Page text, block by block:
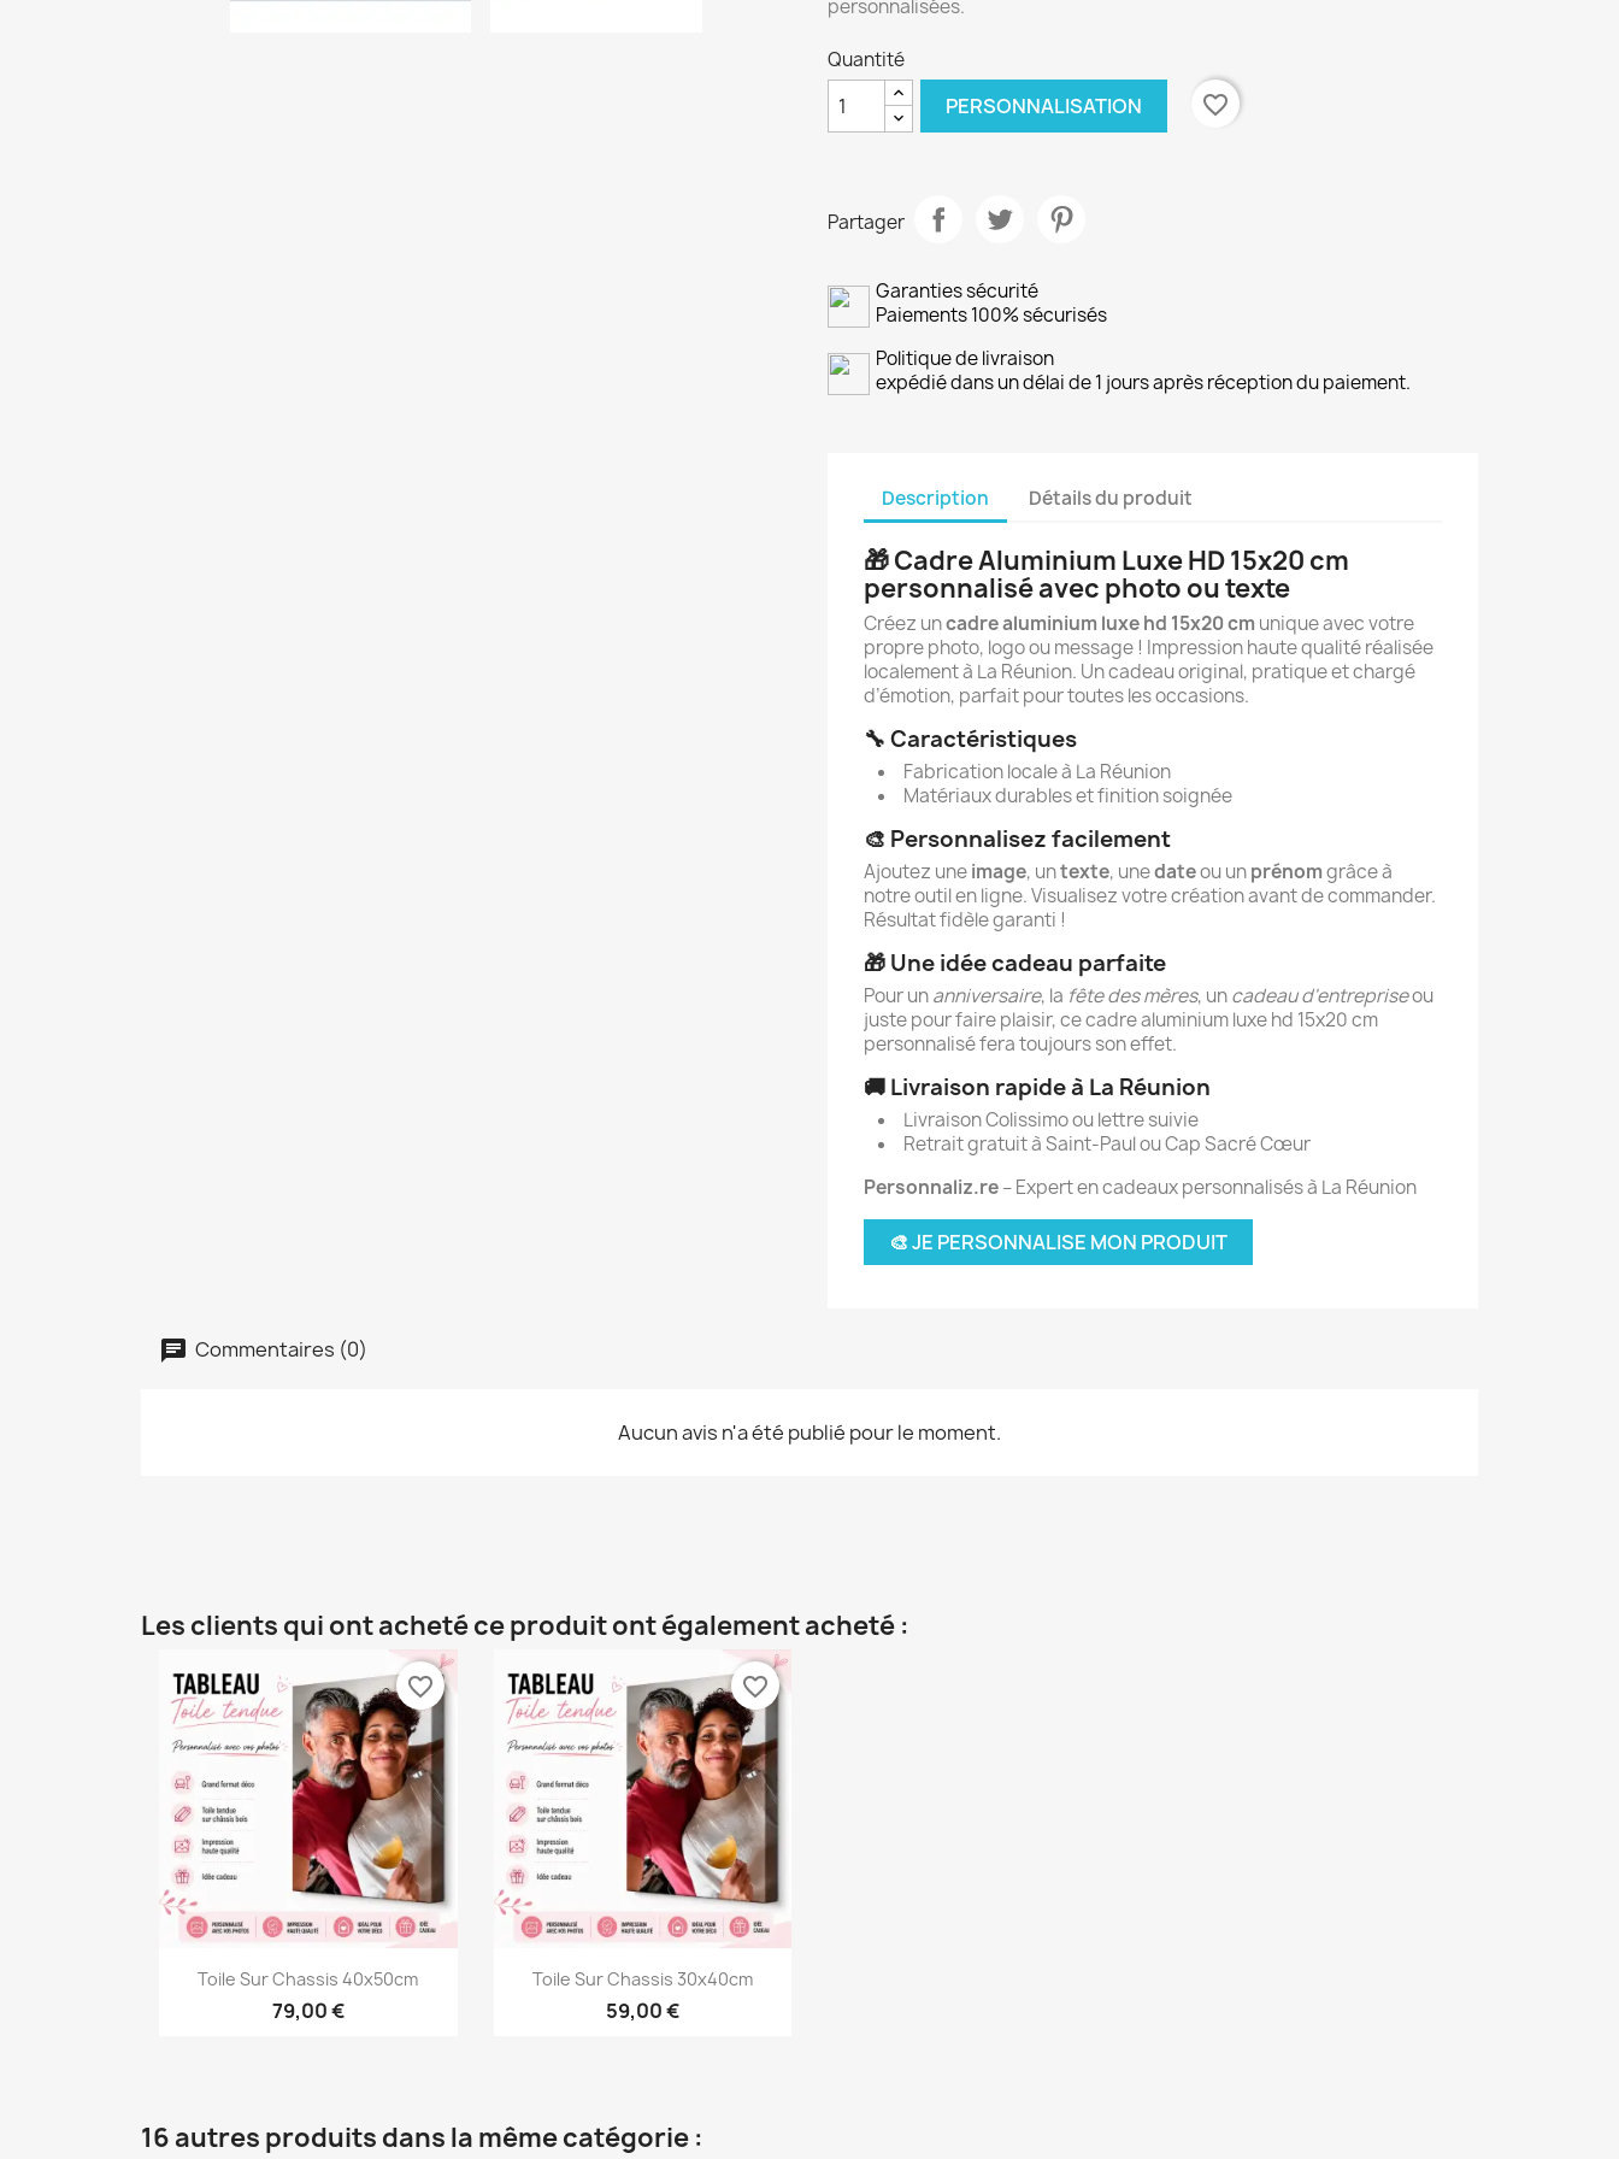
personnalisées.
Quantité
PERSONNALISATION favorite_border
Partager
Garanties sécurité
Paiements 100% sécurisés
Politique de livraison
expédié dans un délai de 1 jours après réception du paiement.
Description Détails du produit
🎁 Cadre Aluminium Luxe HD 15x20 cm
personnalisé avec photo ou texte
Créez uncadre aluminium luxe hd 15x20 cm unique avec votre
propre photo, logo ou message ! Impression haute qualité réalisée
localement à La Réunion. Un cadeau original, pratique et chargé
d’émotion, parfait pour toutes les occasions.
🔧 Caractéristiques
Fabrication locale à La Réunion
Matériaux durables et finition soignée
🎨 Personnalisez facilement
Ajoutez uneimage, untexte, unedateou unprénomgrâce à
notre outil en ligne. Visualisez votre création avant de commander.
Résultat fidèle garanti !
🎁 Une idée cadeau parfaite
Pour unanniversaire, la fête des mères, uncadeau d'entrepriseou
juste pour faire plaisir, ce cadre aluminium luxe hd 15x20 cm
personnalisé fera toujours son effet.
🚚 Livraison rapide à La Réunion
Livraison Colissimo ou lettre suivie
Retrait gratuit à Saint-Paul ou Cap Sacré Cœur
Personnaliz.re– Expert en cadeaux personnalisés à La Réunion
🎨 JE PERSONNALISE MON PRODUIT
Commentaires (0)
Aucun avis n'a été publié pour le moment.
Les clients qui ont acheté ce produit ont également acheté :
Aperçu rapide
Toile Sur Chassis 40x50cm
79,00 €
favorite_border
Aperçu rapide
Toile Sur Chassis 30x40cm
59,00 €
favorite_border
16 autres produits dans la même catégorie :